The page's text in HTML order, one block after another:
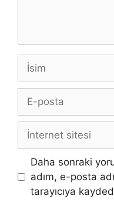
İsim
posta
İnternet
Daha sonraki
adım, e-posta
tarayıcıya